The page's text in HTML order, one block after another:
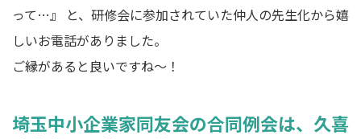
って…』 と、研修会に参加されていた仲人の先生化から嬉
しいお電話がありました。
ご縁があると良いですね～！
埼玉中小企業家同友会の合同例会は、久喜